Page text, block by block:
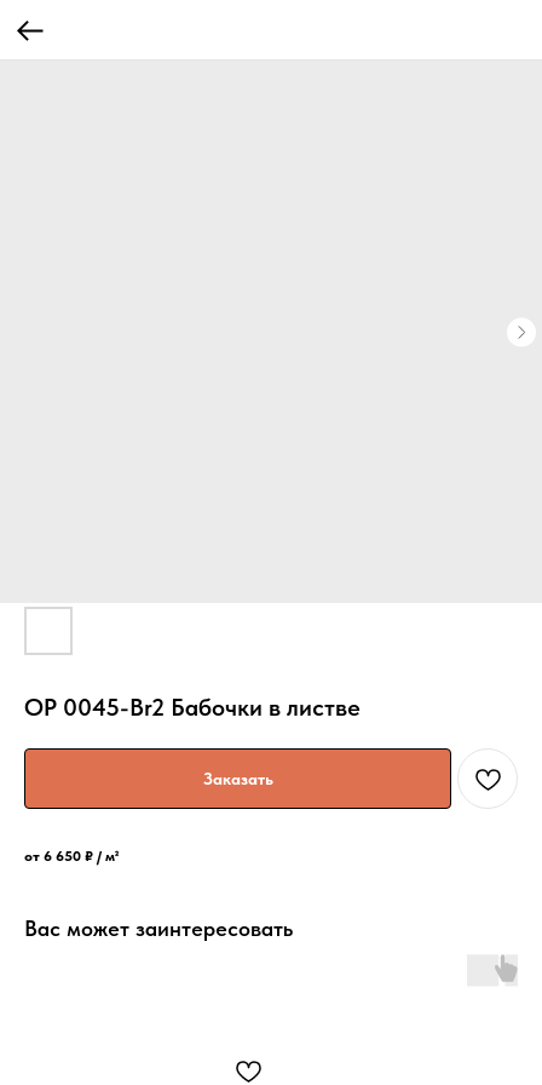
OP 0045-Br2 Бабочки в листве
Заказать
от 6 650 ₽ / м²
Вас может заинтересовать